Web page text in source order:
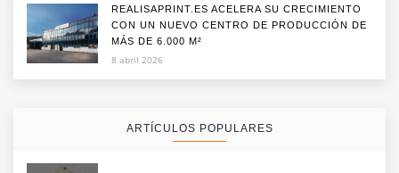
REALISAPRINT.ES ACELERA SU CRECIMIENTO
CON UN NUEVO CENTRO DE PRODUCCIÓN DE
MÁS DE 6.000 M²
8 abril 2026
ARTÍCULOS POPULARES